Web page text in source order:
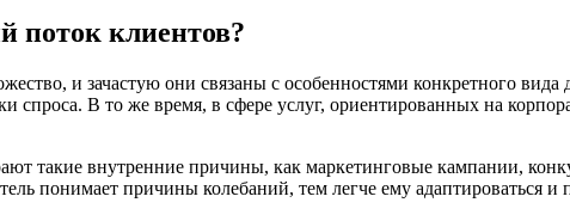
поток клиентов?
и зачастую они связаны с особенностями конкретного вида
спроса. В то же время, в сфере услуг, ориентированных на
такие внутренние причины, как маркетинговые кампании,
понимает причины колебаний, тем легче ему адаптироваться и